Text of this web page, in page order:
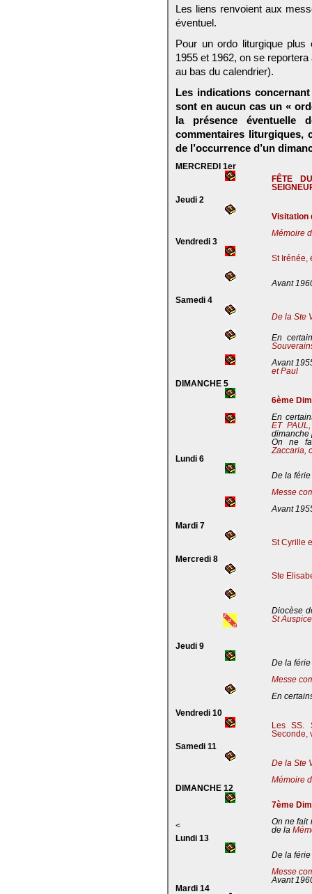
Les liens renvoient aux
éventuel.
Pour un ordo liturgique plus
1955 et 1962, on se
au bas du calendrier).
Les indications
sont en aucun cas un «
la présence éventuelle
commentaires liturgiques,
de l’occurrence d’un
MERCREDI 1er
FÊTE
Jeudi 2
Visitation
Mémoire
Vendredi 3
St Irénée,
Avant
Samedi 4
De la Ste
En
Avant
et Paul
DIMANCHE 5
6ème
En
ET
dimanche
On ne
Zaccaria,
Lundi 6
De la férie
Messe
Avant
Mardi 7
St Cyrille
Mercredi 8
Ste
Diocèse
St
Jeudi 9
De la férie
Messe
En
Vendredi 10
Les SS.
Seconde,
Samedi 11
De la Ste
Mémoire
DIMANCHE 12
7ème
<
On ne fait
de la
Lundi 13
De la férie
Messe
Avant
Mardi 14